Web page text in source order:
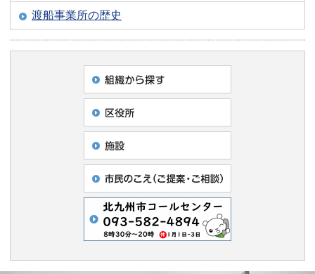
渡船事業所の歴史